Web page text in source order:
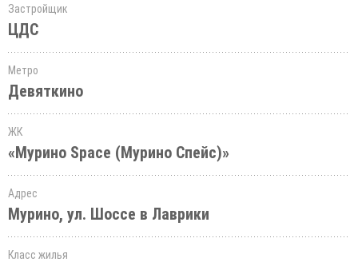
Застройщик
ЦДС
Метро
Девяткино
ЖК
«Мурино Space (Мурино Спейс)»
Адрес
Мурино, ул. Шоссе в Лаврики
Класс жилья